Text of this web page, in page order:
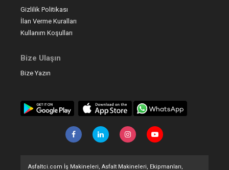
Gizlilik Politikası
İlan Verme Kuralları
Kullanım Koşulları
Bize Ulaşın
Bize Yazın
Asfaltci.com İş Makineleri, Asfalt Makineleri, Ekipmanları,